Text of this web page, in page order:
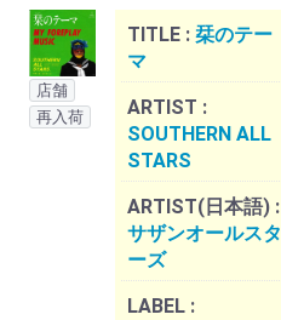
店舗
再入荷
TITLE : 栞のテー
マ
ARTIST :
SOUTHERN ALL
STARS
ARTIST(日本語) :
サザンオールスタ
ーズ
LABEL :